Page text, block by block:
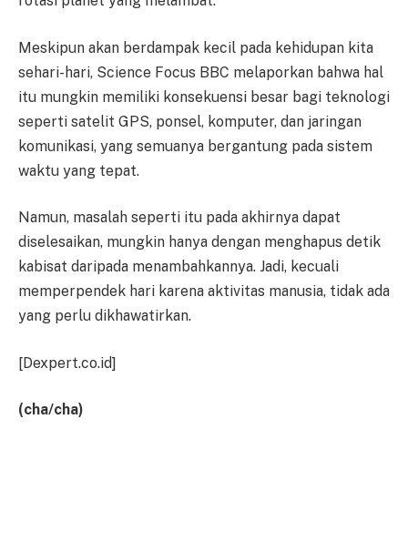
Meskipun akan berdampak kecil pada kehidupan kita
sehari-hari, Science Focus BBC melaporkan bahwa hal
itu mungkin memiliki konsekuensi besar bagi teknologi
seperti satelit GPS, ponsel, komputer, dan jaringan
komunikasi, yang semuanya bergantung pada sistem
waktu yang tepat.
Namun, masalah seperti itu pada akhirnya dapat
diselesaikan, mungkin hanya dengan menghapus detik
kabisat daripada menambahkannya. Jadi, kecuali
memperpendek hari karena aktivitas manusia, tidak ada
yang perlu dikhawatirkan.
[Dexpert.co.id]
(cha/cha)